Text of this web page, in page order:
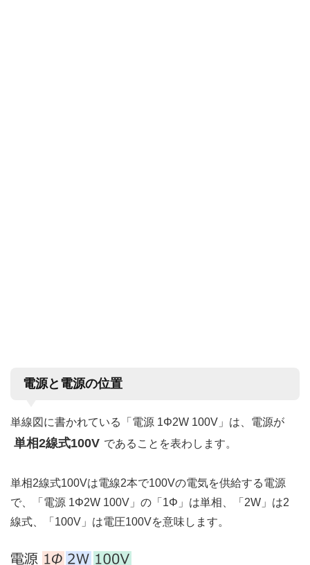
電源と電源の位置
単線図に書かれている「電源 1Φ2W 100V」は、電源が
単相2線式100V であることを表わします。
単相2線式100Vは電線2本で100Vの電気を供給する電源
で、「電源 1Φ2W 100V」の「1Φ」は単相、「2W」は2
線式、「100V」は電圧100Vを意味します。